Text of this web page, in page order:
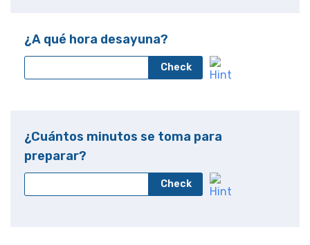
¿A qué hora desayuna?
Check
¿Cuántos minutos se toma para
preparar?
Check